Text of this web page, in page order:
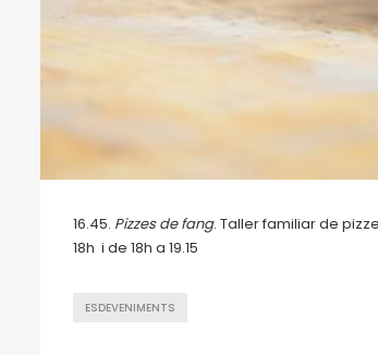
16.45. Pizzes de fang. Taller familiar de
18h i de 18h a 19.15
ESDEVENIMENTS